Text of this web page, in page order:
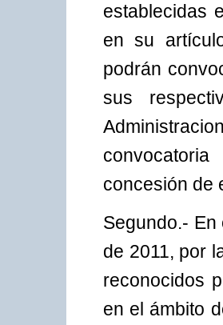
establecidas
en su
podrán
sus
concesión de
Segundo.-
de 2011, por
reconocidos
en el ámbito